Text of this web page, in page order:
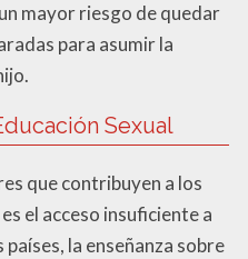
mayor riesgo de quedar
para asumir la
Sexual
que contribuyen a los
el acceso insuficiente a
países, la enseñanza sobre